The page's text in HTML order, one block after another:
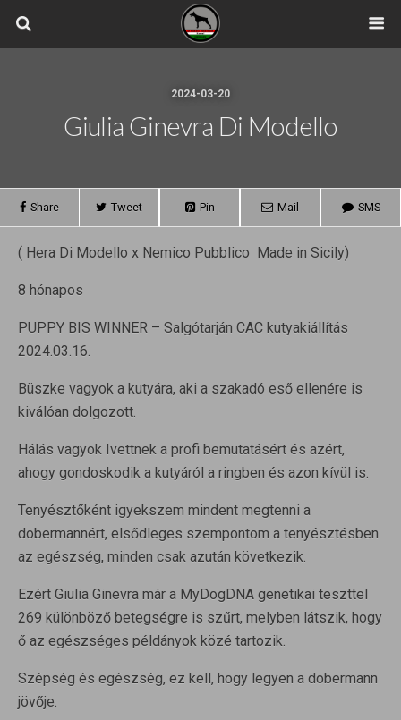
2024-03-20
Giulia Ginevra Di Modello
Share Tweet Pin Mail SMS
( Hera Di Modello x Nemico Pubblico Made in Sicily)
8 hónapos
PUPPY BIS WINNER – Salgótarján CAC kutyakiállítás
2024.03.16.
Büszke vagyok a kutyára, aki a szakadó eső ellenére is
kiválóan dolgozott.
Hálás vagyok Ivettnek a profi bemutatásért és azért,
ahogy gondoskodik a kutyáról a ringben és azon kívül is.
Tenyésztőként igyekszem mindent megtenni a
dobermannért, elsődleges szempontom a tenyésztésben
az egészség, minden csak azután következik.
Ezért Giulia Ginevra már a MyDogDNA genetikai teszttel
269 különböző betegségre is szűrt, melyben látszik, hogy
ő az egészséges példányok közé tartozik.
Szépség és egészség, ez kell, hogy legyen a dobermann
jövője.